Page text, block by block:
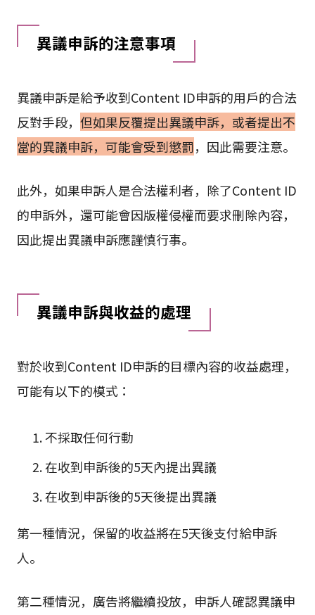
異議申訴的注意事項
異議申訴是給予收到Content ID申訴的用戶的合法
反對手段， 但如果反覆提出異議申訴，或者提出不
當的異議申訴，可能會受到懲罰，因此需要注意。
此外，如果申訴人是合法權利者，除了Content ID
的申訴外，還可能會因版權侵權而要求刪除內容，
因此提出異議申訴應謹慎行事。
異議申訴與收益的處理
對於收到Content ID申訴的目標內容的收益處理，
可能有以下的模式：
不採取任何行動
在收到申訴後的5天內提出異議
在收到申訴後的5天後提出異議
第一種情況，保留的收益將在5天後支付給申訴
人。
第二種情況，廣告將繼續投放，申訴人確認異議申